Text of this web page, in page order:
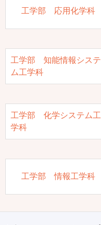
工学部 応用化学科
工学部 知能情報システ
ム工学科
工学部 化学システム工
学科
工学部 情報工学科